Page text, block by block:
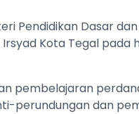
Pendidikan Dasar
Irsyad Kota Tegal
pembelajaran
perundungan dan